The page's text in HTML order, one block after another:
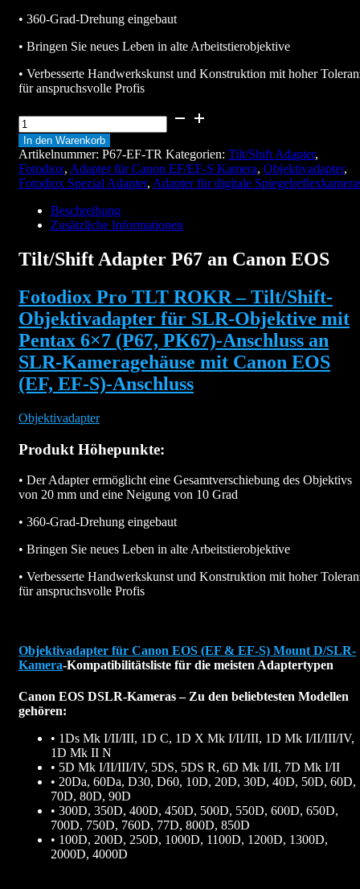
• 360-Grad-Drehung eingebaut
• Bringen Sie neues Leben in alte Arbeitstierobjektive
• Verbesserte Handwerkskunst und Konstruktion mit hoher
für anspruchsvolle Profis
Tilt/Shift
Adapter
P67
an
Canon
EOS
In den Warenkorb
Artikelnummer: P67-EF-TR Kategorien: Tilt/Shift Adapter,
Fotodiox, Adapter für Canon EF/EF-S Kamera, Objektivadapter,
Fotodiox Spezial Adapter, Adapter für digitale
Beschreibung
Zusätzliche Informationen
Tilt/Shift Adapter P67 an Canon EOS
Fotodiox Pro TLT ROKR – Tilt/Shift-
Objektivadapter für SLR-Objektive mit
Pentax 6×7 (P67, PK67)-Anschluss an
SLR-Kameragehäuse mit Canon EOS
(EF, EF-S)-Anschluss
Objektivadapter
Produkt Höhepunkte:
• Der Adapter ermöglicht eine Gesamtverschiebung des Objektivs
von 20 mm und eine Neigung von 10 Grad
• 360-Grad-Drehung eingebaut
• Bringen Sie neues Leben in alte Arbeitstierobjektive
• Verbesserte Handwerkskunst und Konstruktion mit hoher
für anspruchsvolle Profis
Objektivadapter für Canon EOS (EF & EF-S) Mount D/SLR-
Kamera-Kompatibilitätsliste für die meisten Adaptertypen
Canon EOS DSLR-Kameras – Zu den beliebtesten Modellen
gehören:
• 1Ds Mk I/II/III, 1D C, 1D X Mk I/II/III, 1D Mk I/II/III/IV,
1D Mk II N
• 5D Mk I/II/III/IV, 5DS, 5DS R, 6D Mk I/II, 7D Mk I/II
• 20Da, 60Da, D30, D60, 10D, 20D, 30D, 40D, 50D, 60D,
70D, 80D, 90D
• 300D, 350D, 400D, 450D, 500D, 550D, 600D, 650D,
700D, 750D, 760D, 77D, 800D, 850D
• 100D, 200D, 250D, 1000D, 1100D, 1200D, 1300D,
2000D, 4000D